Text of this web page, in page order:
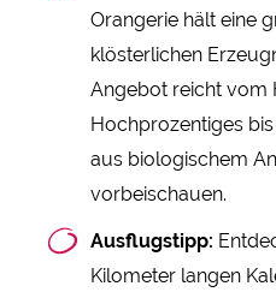
Orangerie hält eine
klösterlichen
Angebot reicht vom
Hochprozentiges
aus biologischem
vorbeischauen.
Ausflugstipp:
Kilometer langen